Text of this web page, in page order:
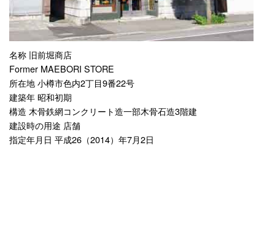
名称 旧前堀商店
Former MAEBORI STORE
所在地 小樽市色内2丁目9番22号
建築年 昭和初期
構造 木骨鉄網コンクリート造一部木骨石造3階建
建設時の用途 店舗
指定年月日 平成26（2014）年7月2日